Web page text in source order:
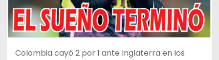
Colombia cayó 2 por 1 ante Inglaterra en los